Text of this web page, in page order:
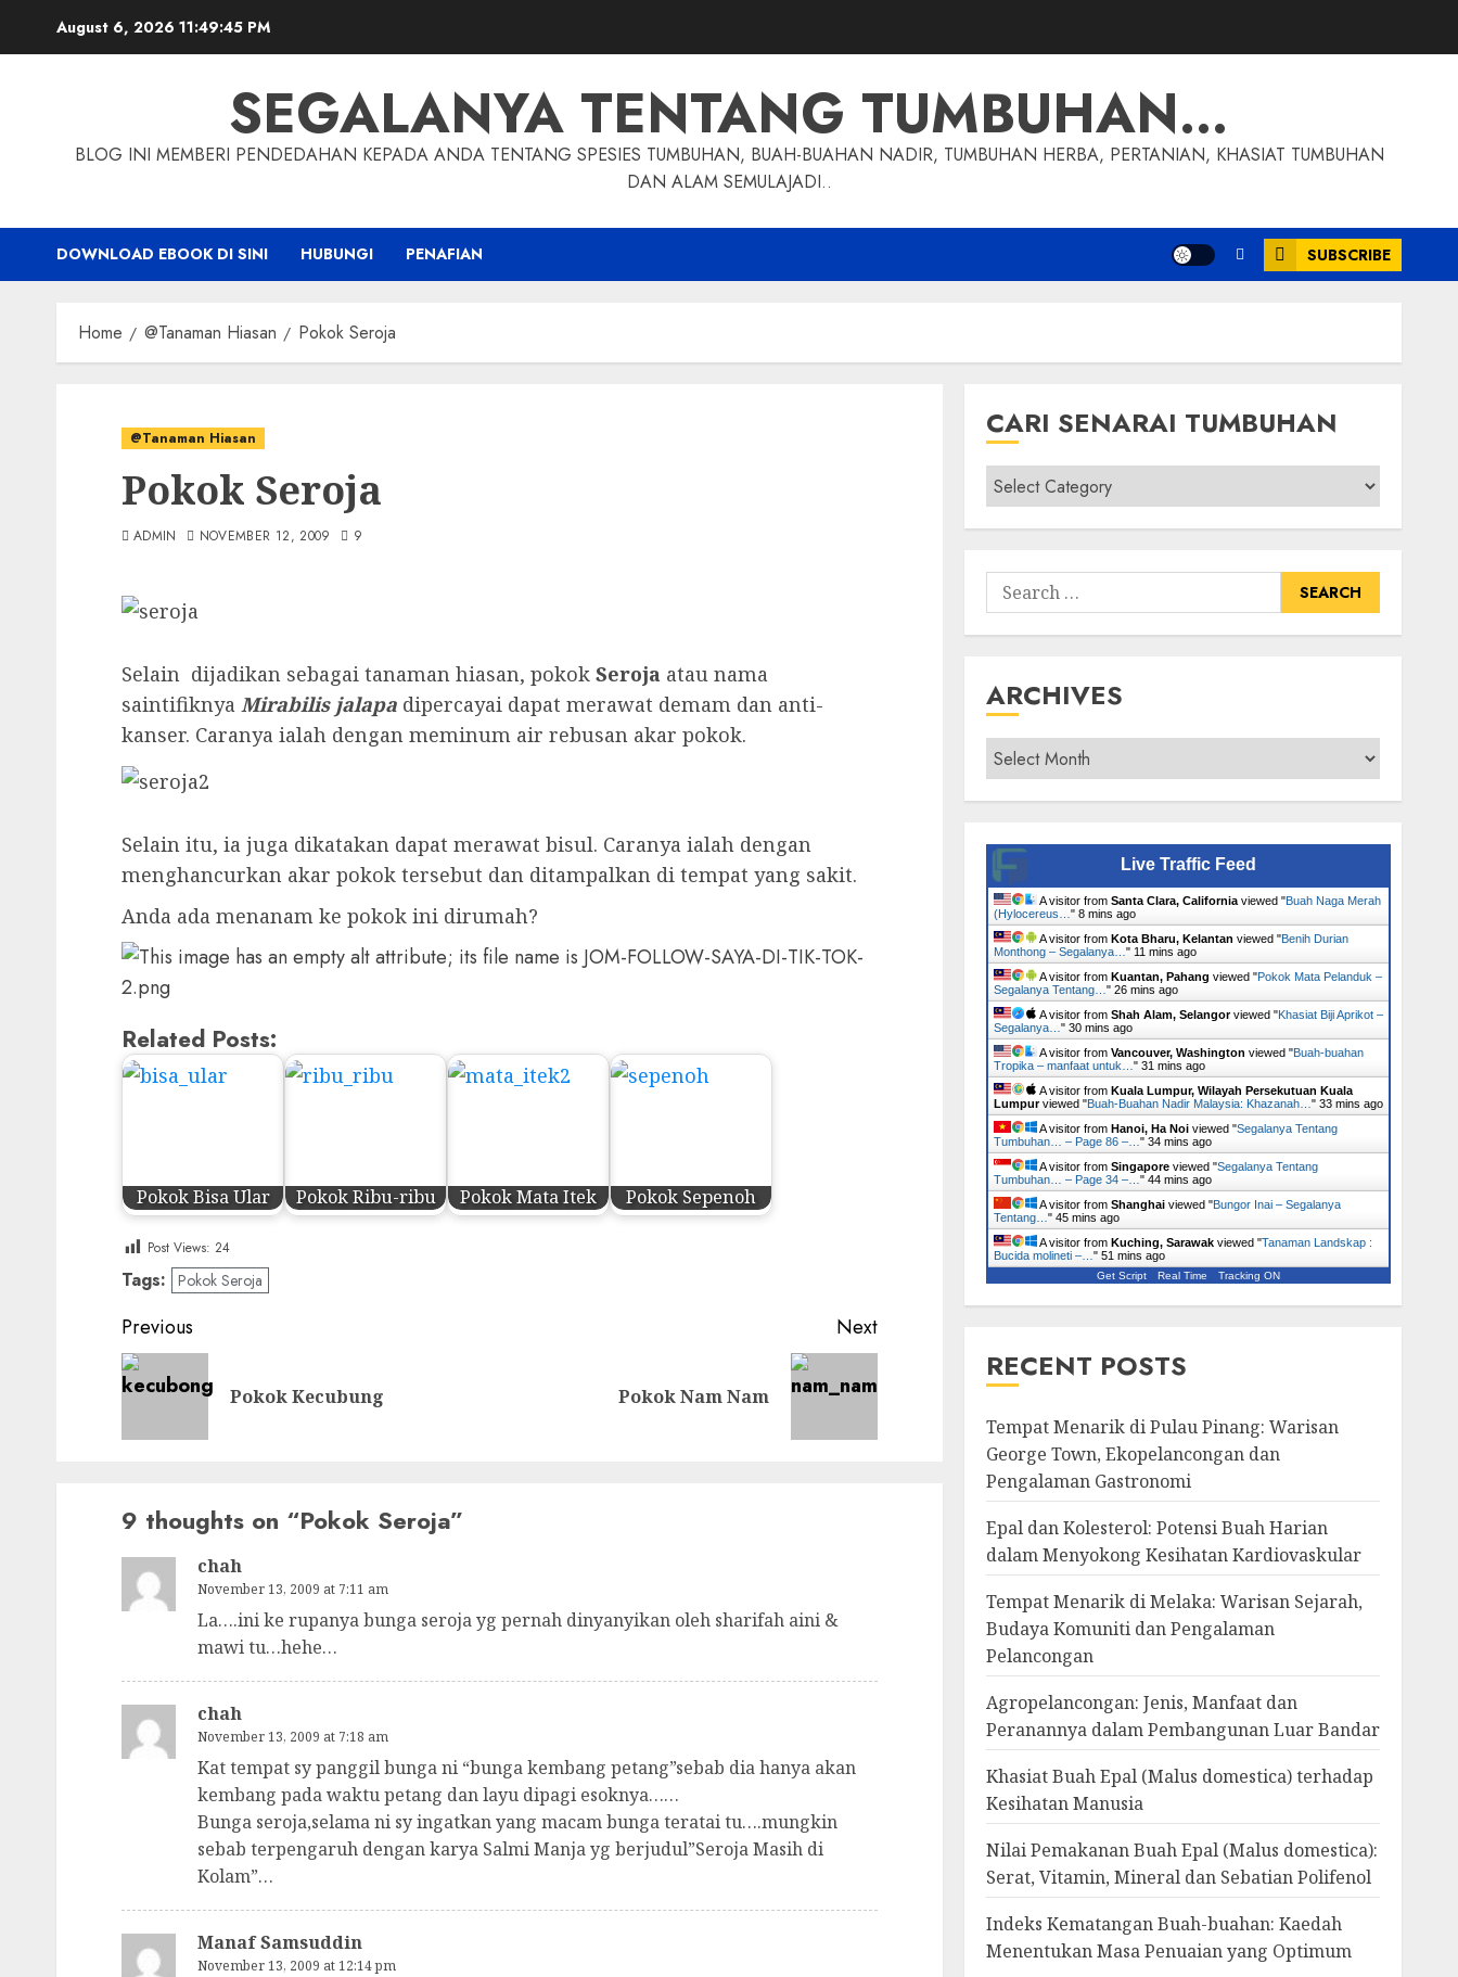
August 6, 2026 11:49:45 PM
SEGALANYA TENTANG TUMBUHAN…
BLOG INI MEMBERI PENDEDAHAN KEPADA ANDA TENTANG SPESIES TUMBUHAN, BUAH-BUAHAN NADIR, TUMBUHAN HERBA, PERTANIAN, KHASIAT TUMBUHAN
DAN ALAM SEMULAJADI..
DOWNLOAD EBOOK DI SINI HUBUNGI PENAFIAN SUBSCRIBE
Home @Tanaman Hiasan Pokok Seroja
@Tanaman Hiasan
Pokok Seroja
ADMIN NOVEMBER 12, 2009 9
Selain dijadikan sebagai tanaman hiasan, pokok Seroja atau nama
saintifiknya Mirabilisjalapa dipercayai dapat merawat demam dan anti-
kanser. Caranya ialah dengan meminum air rebusan akar pokok.
Selain itu, ia juga dikatakan dapat merawat bisul. Caranya ialah dengan
menghancurkan akar pokok tersebut dan ditampalkan di tempat yang sakit.
Anda ada menanam ke pokok ini dirumah?
Related Posts:
Pokok Bisa Ular Pokok Ribu-ribu Pokok Mata Itek Pokok Sepenoh
Post Views: 24
Tags: Pokok Seroja
Post
navigation
Previous
Pokok Kecubung
Next
Pokok Nam Nam
9 thoughts on “Pokok Seroja”
chah
November 13, 2009 at 7:11 am
La….ini ke rupanya bunga seroja yg pernah dinyanyikan oleh sharifah aini &
mawi tu…hehe…
chah
November 13, 2009 at 7:18 am
Kat tempat sy panggil bunga ni “bunga kembang petang”sebab dia hanya akan
kembang pada waktu petang dan layu dipagi esoknya……
Bunga seroja,selama ni sy ingatkan yang macam bunga teratai tu….mungkin
sebab terpengaruh dengan karya Salmi Manja yg berjudul”Seroja Masih di
Kolam”…
Manaf Samsuddin
November 13, 2009 at 12:14 pm
CARI SENARAI TUMBUHAN
Cari
Senarai
Tumbuhan
Search
for:
ARCHIVES
Archives
Live Traffic Feed
A visitor from Santa Clara, Californiaviewed "Buah Naga Merah
(Hylocereus… " 8 mins ago
A visitor from Kota Bharu, Kelantan viewed "Benih Durian
Monthong – Segalanya… " 11 mins ago
A visitor from Kuantan, Pahang viewed "Pokok Mata Pelanduk –
Segalanya Tentang… " 26 mins ago
A visitor from Shah Alam, Selangorviewed "Khasiat Biji Aprikot –
Segalanya… " 30 mins ago
A visitor from Vancouver, Washington viewed "Buah-buahan
Tropika – manfaat untuk… " 31 mins ago
A visitor from Kuala Lumpur, Wilayah Persekutuan Kuala
Lumpurviewed "Buah-Buahan Nadir Malaysia: Khazanah… " 33 mins ago
A visitor from Hanoi, Ha Noiviewed "Segalanya Tentang
Tumbuhan… – Page 86 –… " 34 mins ago
A visitor from Singaporeviewed "Segalanya Tentang
Tumbuhan… – Page 34 –… " 44 mins ago
A visitor from Shanghaiviewed "Bungor Inai – Segalanya
Tentang… " 45 mins ago
A visitor from Kuching, Sarawakviewed "Tanaman Landskap :
Bucida molineti –… " 51 mins ago
Get Script Real Time Tracking ON
RECENT POSTS
Tempat Menarik di Pulau Pinang: Warisan
George Town, Ekopelancongan dan
Pengalaman Gastronomi
Epal dan Kolesterol: Potensi Buah Harian
dalam Menyokong Kesihatan Kardiovaskular
Tempat Menarik di Melaka: Warisan Sejarah,
Budaya Komuniti dan Pengalaman
Pelancongan
Agropelancongan: Jenis, Manfaat dan
Peranannya dalam Pembangunan Luar Bandar
Khasiat Buah Epal (Malus domestica) terhadap
Kesihatan Manusia
Nilai Pemakanan Buah Epal (Malus domestica):
Serat, Vitamin, Mineral dan Sebatian Polifenol
Indeks Kematangan Buah-buahan: Kaedah
Menentukan Masa Penuaian yang Optimum